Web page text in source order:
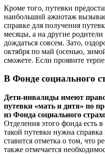
Кроме того, путевки
наибольший ажиотаж
справке для получения
месяцы, а на другие
дождаться совсем. Зато,
октября по май (осенью,
сможете. Если проявите
В Фонде социального
Дети-инвалиды имеют
путевки «мать и дитя» по
из Фонда социального
Отделения этого фонда есть
такой путевки нужна
ставится отметка о том, что
также отмечается